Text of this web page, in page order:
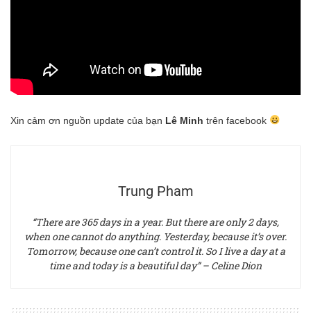
Xin cảm ơn nguồn update của bạn Lê Minh trên facebook
Trung Pham
“There are 365 days in a year. But there are only 2 days,
when one cannot do anything. Yesterday, because it’s over.
Tomorrow, because one can’t control it. So I live a day at a
time and today is a beautiful day” – Celine Dion